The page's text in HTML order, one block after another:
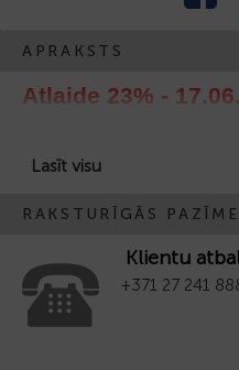
APRAKSTS
Atlaide 23% -
Lasīt visu
RAKSTURĪGĀS
Klientu
+371 27 241